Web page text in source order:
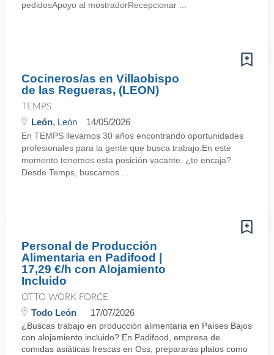
pedidosApoyo al mostradorRecepcionar ...
Cocineros/as en Villaobispo
de las Regueras, (LEON)
TEMPS
León, León 14/05/2026
En TEMPS llevamos 30 años encontrando oportunidades
profesionales para la gente que busca trabajo.En este
momento tenemos esta posición vacante, ¿te encaja?
Desde Temps, buscamos ...
Personal de Producción
Alimentaria en Padifood |
17,29 €/h con Alojamiento
Incluido
OTTO WORK FORCE
Todo León 17/07/2026
¿Buscas trabajo en producción alimentaria en Países Bajos
con alojamiento incluido? En Padifood, empresa de
comidas asiáticas frescas en Oss, prepararás platos como